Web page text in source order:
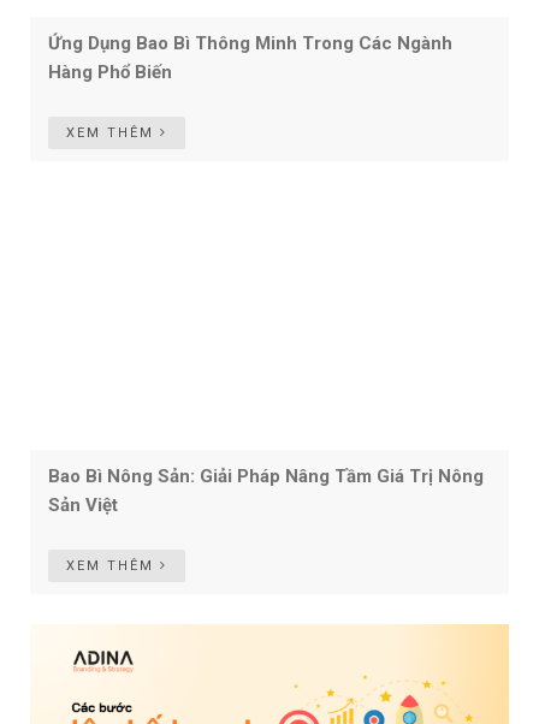
Ứng Dụng Bao Bì Thông Minh Trong Các Ngành
Hàng Phổ Biến
Bao Bì Nông Sản: Giải Pháp Nâng Tầm Giá Trị Nông
Sản Việt